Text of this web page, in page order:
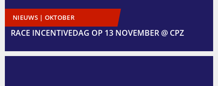
NIEUWS | OKTOBER
RACE INCENTIVEDAG OP 13 NOVEMBER @ CPZ